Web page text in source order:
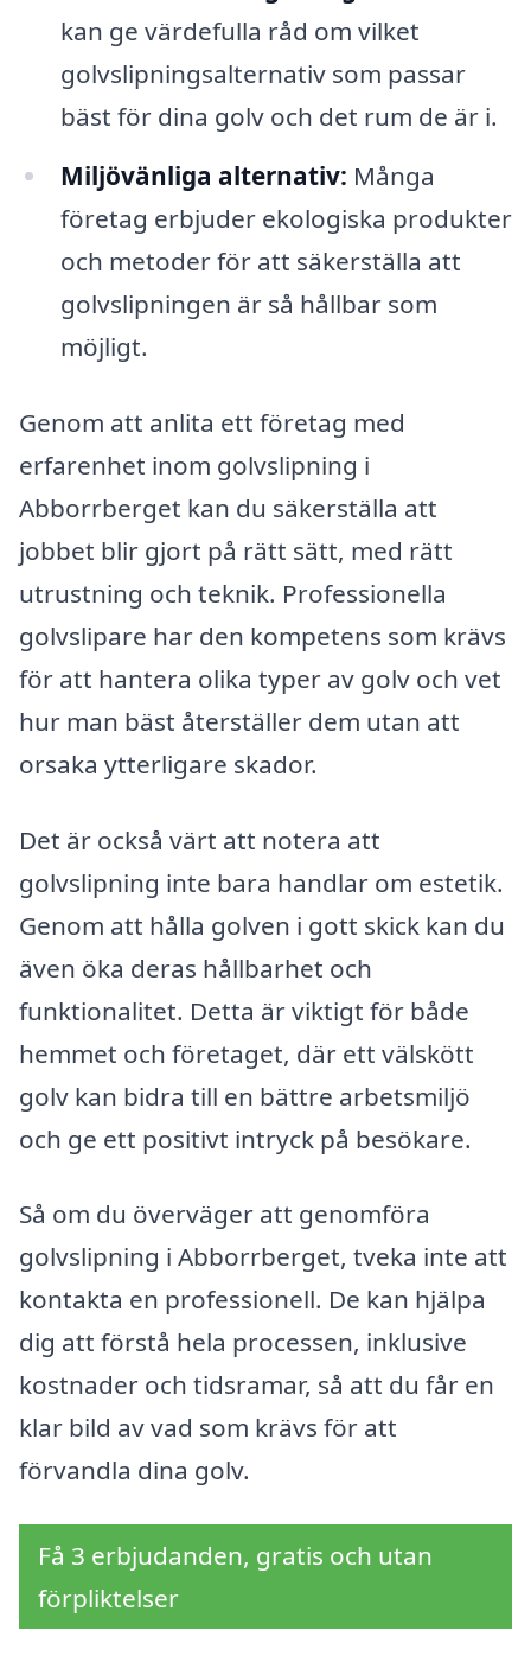
kan ge värdefulla råd om vilket
golvslipningsalternativ som passar
bäst för dina golv och det rum de är i.
Miljövänliga alternativ: Många
företag erbjuder ekologiska produkter
och metoder för att säkerställa att
golvslipningen är så hållbar som
möjligt.
Genom att anlita ett företag med
erfarenhet inom golvslipning i
Abborrberget kan du säkerställa att
jobbet blir gjort på rätt sätt, med rätt
utrustning och teknik. Professionella
golvslipare har den kompetens som krävs
för att hantera olika typer av golv och vet
hur man bäst återställer dem utan att
orsaka ytterligare skador.
Det är också värt att notera att
golvslipning inte bara handlar om estetik.
Genom att hålla golven i gott skick kan du
även öka deras hållbarhet och
funktionalitet. Detta är viktigt för både
hemmet och företaget, där ett välskött
golv kan bidra till en bättre arbetsmiljö
och ge ett positivt intryck på besökare.
Så om du överväger att genomföra
golvslipning i Abborrberget, tveka inte att
kontakta en professionell. De kan hjälpa
dig att förstå hela processen, inklusive
kostnader och tidsramar, så att du får en
klar bild av vad som krävs för att
förvandla dina golv.
Få 3 erbjudanden, gratis och utan
förpliktelser